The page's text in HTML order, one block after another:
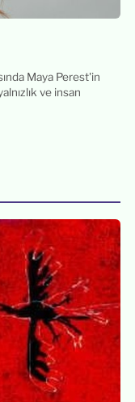
Maya Perest'in
ve insan